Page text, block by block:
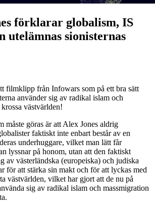
förklarar globalism, IS
utelämnas sionisternas
filmklipp från Infowars som på ett bra sätt
använder sig av radikal islam och
västvärlden!
måste göras är att Alex Jones aldrig
faktiskt inte enbart består av en
underhuggare, vilket man lätt får
lyssnar på honom, utan att den faktiskt
av västerländska (europeiska) och judiska
för att stärka sin makt och för att lyckas med
västvärlden, vilket har gjort att de nu på
sig av radikal islam och massmigration